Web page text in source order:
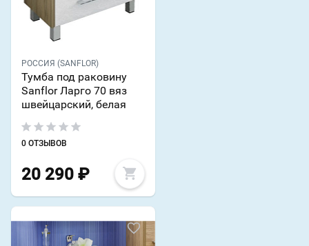
РОССИЯ (SANFLOR)
Тумба под раковину
Sanflor Ларго 70 вяз
швейцарский, белая
0 ОТЗЫВОВ
20 290 ₽